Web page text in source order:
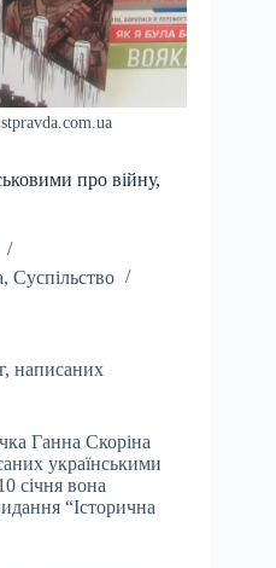
про війну,
, Суспільство
написаних
Ганна Скоріна
українськими
січня вона
“Історична